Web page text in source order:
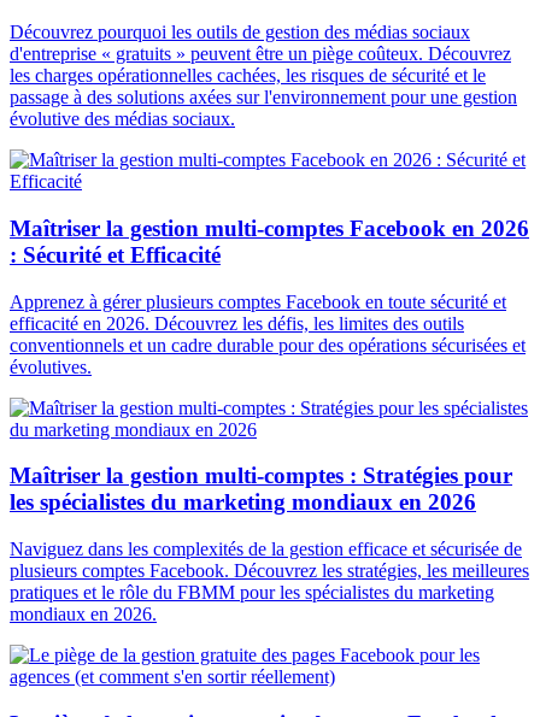
Découvrez pourquoi les outils de gestion des médias sociaux
d'entreprise « gratuits » peuvent être un piège coûteux. Découvrez
les charges opérationnelles cachées, les risques de sécurité et le
passage à des solutions axées sur l'environnement pour une gestion
évolutive des médias sociaux.
Maîtriser la gestion multi-comptes Facebook en 2026
: Sécurité et Efficacité
Apprenez à gérer plusieurs comptes Facebook en toute sécurité et
efficacité en 2026. Découvrez les défis, les limites des outils
conventionnels et un cadre durable pour des opérations sécurisées et
évolutives.
Maîtriser la gestion multi-comptes : Stratégies pour
les spécialistes du marketing mondiaux en 2026
Naviguez dans les complexités de la gestion efficace et sécurisée de
plusieurs comptes Facebook. Découvrez les stratégies, les meilleures
pratiques et le rôle du FBMM pour les spécialistes du marketing
mondiaux en 2026.